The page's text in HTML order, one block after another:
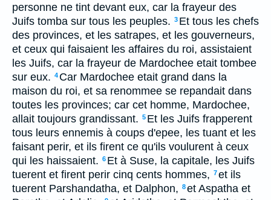
personne ne tint devant eux, car la frayeur des
Juifs tomba sur tous les peuples. 3 Et tous les chefs
des provinces, et les satrapes, et les gouverneurs,
et ceux qui faisaient les affaires du roi, assistaient
les Juifs, car la frayeur de Mardochee etait tombee
sur eux. 4 Car Mardochee etait grand dans la
maison du roi, et sa renommee se repandait dans
toutes les provinces; car cet homme, Mardochee,
allait toujours grandissant. 5 Et les Juifs frapperent
tous leurs ennemis à coups d'epee, les tuant et les
faisant perir, et ils firent ce qu'ils voulurent à ceux
qui les haissaient. 6 Et à Suse, la capitale, les Juifs
tuerent et firent perir cinq cents hommes, 7et ils
tuerent Parshandatha, et Dalphon, 8et Aspatha et